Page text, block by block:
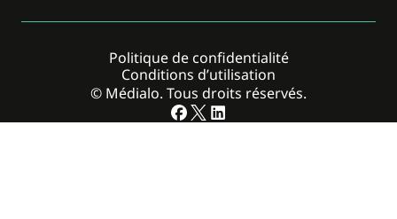
© Médialo. Tous droits réservés.
Politique de confidentialité
Conditions d’utilisation